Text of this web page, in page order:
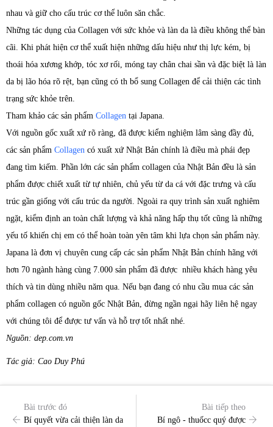
nhau và giữ cho cấu trúc cơ thể luôn săn chắc.
Những tác dụng của Collagen với sức khỏe và làn da là điều không thể bàn
cãi. Khi phát hiện cơ thể xuất hiện những dấu hiệu như thị lực kém, bị
thoái hóa xương khớp, tóc xơ rối, móng tay chân chai sần và đặc biệt là làn
da bị lão hóa rõ rệt, bạn cũng có th bổ sung Collagen để cải thiện các tình
trạng sức khỏe trên.
Tham khảo các sản phẩm Collagen tại Japana.
Với nguồn gốc xuất xứ rõ ràng, đã được kiểm nghiệm lâm sàng đầy đủ,
các sản phẩm Collagen có xuất xứ Nhật Bản chính là điều mà phái đẹp
đang tìm kiếm. Phần lớn các sản phẩm collagen của Nhật Bản đều là sản
phẩm được chiết xuất từ tự nhiên, chủ yếu từ da cá với đặc trưng và cấu
trúc gần giống với cấu trúc da người. Ngoài ra quy trình sản xuất nghiêm
ngặt, kiểm định an toàn chất lượng và khả năng hấp thụ tốt cũng là những
yếu tố khiến chị em có thể hoàn toàn yên tâm khi lựa chọn sản phẩm này.
Japana là đơn vị chuyên cung cấp các sản phẩm Nhật Bản chính hãng với
hơn 70 ngành hàng cùng 7.000 sản phẩm đã được nhiều khách hàng yêu
thích và tin dùng nhiều năm qua. Nếu bạn đang có nhu cầu mua các sản
phẩm collagen có nguồn gốc Nhật Bản, đừng ngần ngại hãy liên hệ ngay
với chúng tôi để được tư vấn và hỗ trợ tốt nhất nhé.
Nguồn: dep.com.vn
Tác giả: Cao Duy Phú
Bài trước đó
Bí quyết vừa cải thiện làn da
Bài tiếp theo
Bí ngô - thuốcc quý được